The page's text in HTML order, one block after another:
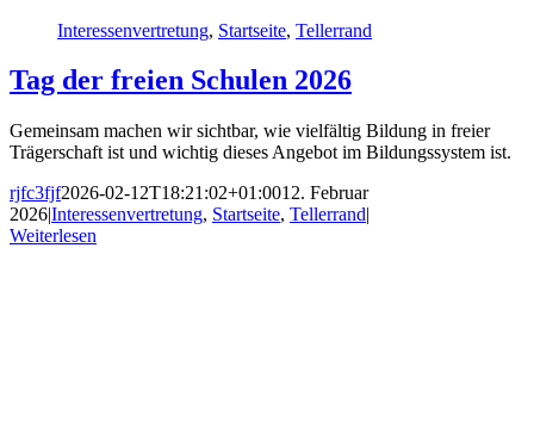
Interessenvertretung, Startseite, Tellerrand
Tag der freien Schulen 2026
Gemeinsam machen wir sichtbar, wie vielfältig Bildung in freier
Trägerschaft ist und wichtig dieses Angebot im Bildungssystem ist.
rjfc3fjf2026-02-12T18:21:02+01:0012. Februar
2026|Interessenvertretung, Startseite, Tellerrand|
Weiterlesen